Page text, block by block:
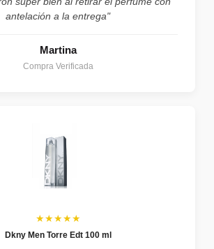
antelación a la entrega"
Martina
Compra Verificada
★★★★★
Dkny Men Torre Edt 100 ml